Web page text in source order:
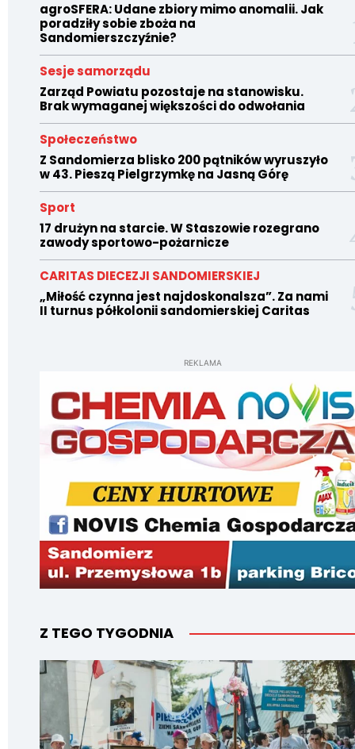
agroSFERA: Udane zbiory mimo anomalii. Jak
poradziły sobie zboża na
Sandomierszczyźnie?
Sesje samorządu
Zarząd Powiatu pozostaje na stanowisku.
Brak wymaganej większości do odwołania
Społeczeństwo
Z Sandomierza blisko 200 pątników wyruszyło
w 43. Pieszą Pielgrzymkę na Jasną Górę
Sport
17 drużyn na starcie. W Staszowie rozegrano
zawody sportowo-pożarnicze
CARITAS DIECEZJI SANDOMIERSKIEJ
„Miłość czynna jest najdoskonalsza”. Za nami
II turnus półkolonii sandomierskiej Caritas
REKLAMA
Z TEGO TYGODNIA